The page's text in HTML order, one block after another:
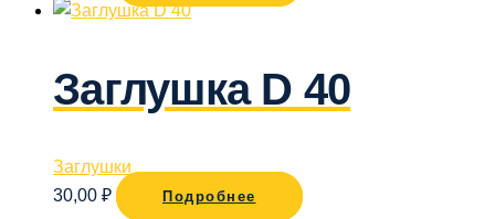
Заглушка D 40
Заглушки
30,00 ₽ Подробнее